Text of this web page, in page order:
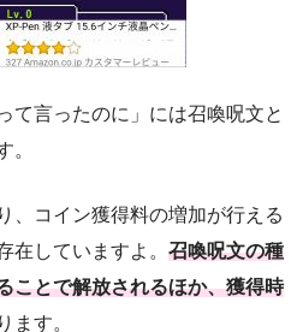
て言ったのに」には召喚呪文と
。
、コイン獲得料の増加が行える
在していますよ。 召喚呪文の種
ことで解放されるほか、獲得時
ます。